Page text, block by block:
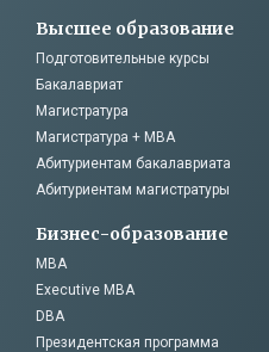
Высшее образование
Подготовительные курсы
Бакалавриат
Магистратура
Магистратура + MBA
Абитуриентам бакалавриата
Абитуриентам магистратуры
Бизнес-образование
MBA
Executive MBA
DBA
Президентская программа